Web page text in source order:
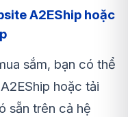
A2EShip hoặc
sắm, bạn có thể
hoặc tải
sẵn trên cả hệ